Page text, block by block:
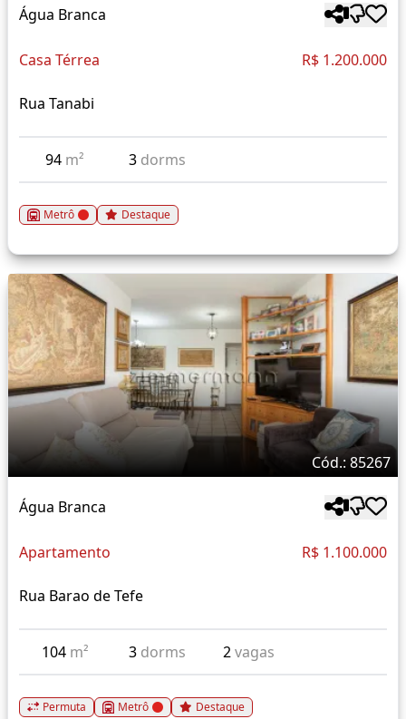
Água Branca
Casa Térrea R$ 1.200.000
Rua Tanabi
94 m² 3 dorms
Metrô Destaque
Cód.: 85267
Água Branca
Apartamento R$ 1.100.000
Rua Barao de Tefe
104 m² 3 dorms 2vagas
Permuta Metrô Destaque